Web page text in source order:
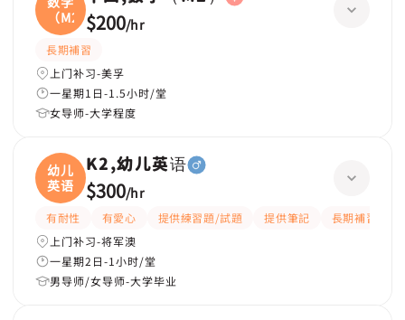
（M2
$200/hr
長期補習
上门补习-美孚
一星期1日-1.5小时/堂
女导师-大学程度
幼儿
英语
K2,幼儿英语
$300/hr
有耐性 有愛心 提供練習題/試題 提供筆記
長期補習
上门补习-将军澳
一星期2日-1小时/堂
男导师/女导师-大学毕业